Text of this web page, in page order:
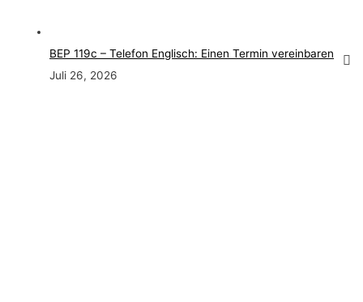
BEP 119c – Telefon Englisch: Einen Termin vereinbaren
Juli 26, 2026